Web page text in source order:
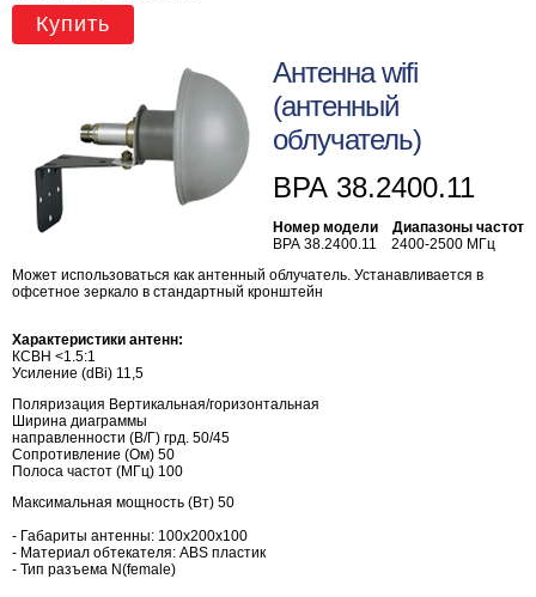
Купить
Антенна wifi
(антенный
облучатель)
ВРА 38.2400.11
Номер модели Диапазоны частот
ВРА 38.2400.11 2400-2500 МГц
Может использоваться как антенный облучатель. Устанавливается в
офсетное зеркало в стандартный кронштейн
Характеристики антенн:
КСВН <1.5:1
Усиление (dBi) 11,5
Поляризация Вертикальная/горизонтальная
Ширина диаграммы
направленности (В/Г) грд. 50/45
Сопротивление (Ом) 50
Полоса частот (МГц) 100
Максимальная мощность (Вт) 50
- Габариты антенны: 100х200х100
- Материал обтекателя: ABS пластик
- Тип разъема N(female)